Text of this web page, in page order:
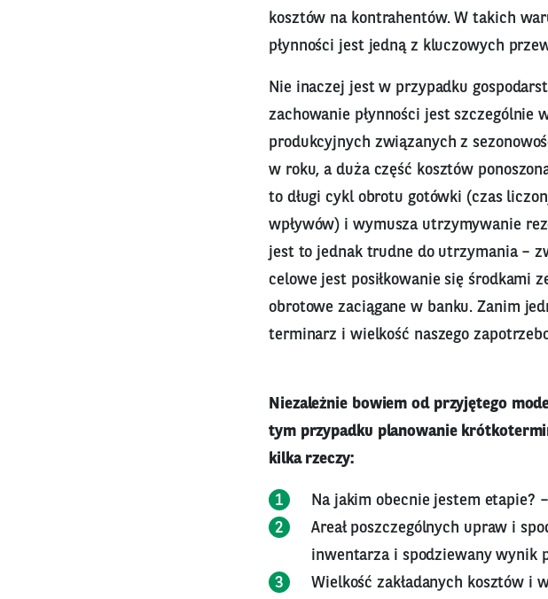
kosztów na kontrahentów. W takich
płynności jest jedną z kluczowych
Nie inaczej jest w przypadku
zachowanie płynności jest szczególnie
produkcyjnych związanych z
w roku, a duża część kosztów
to długi cykl obrotu gotówki (czas
wpływów) i wymusza utrzymywanie
jest to jednak trudne do utrzymania –
celowe jest posiłkowanie się środkami
obrotowe zaciągane w banku. Zanim
terminarz i wielkość naszego
Niezależnie bowiem od przyjętego
tym przypadku planowanie
kilka rzeczy:
Na jakim obecnie jestem etapie?
Areał poszczególnych upraw i
inwentarza i spodziewany wynik
Wielkość zakładanych kosztów i